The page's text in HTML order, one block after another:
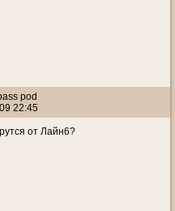
pod
22:45
от Лайн6?